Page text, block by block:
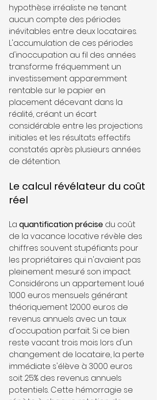
hypothèse irréaliste ne tenant
aucun compte des périodes
inévitables entre deux locataires.
L'accumulation de ces périodes
d'inoccupation au fil des années
transforme fréquemment un
investissement apparemment
rentable sur le papier en
placement décevant dans la
réalité, créant un écart
considérable entre les projections
initiales et les résultats effectifs
constatés après plusieurs années
de détention.
Le calcul révélateur du coût
réel
La quantification précise du coût
de la vacance locative révèle des
chiffres souvent stupéfiants pour
les propriétaires qui n'avaient pas
pleinement mesuré son impact.
Considérons un appartement loué
1000 euros mensuels générant
théoriquement 12000 euros de
revenus annuels avec un taux
d'occupation parfait. Si ce bien
reste vacant trois mois lors d'un
changement de locataire, la perte
immédiate s'élève à 3000 euros
soit 25% des revenus annuels
potentiels. Cette hémorragie se